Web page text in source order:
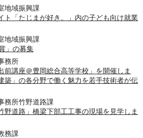
地域振興課
ト「たじまが好き。」内の子ども向け就業
地域振興課
」の募集
務所
前講座＠豊岡総合高等学校」を開催しま
築」の各分野で働く魅力を若手技術者が伝
務所竹野道路課
野道路」橋梁下部工工事の現場を見学しま
務課